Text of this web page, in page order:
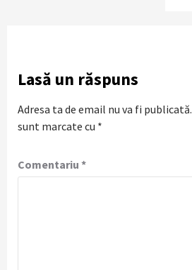
Lasă un răspuns
Adresa ta de email nu va fi publicată.
sunt marcate cu *
Comentariu *